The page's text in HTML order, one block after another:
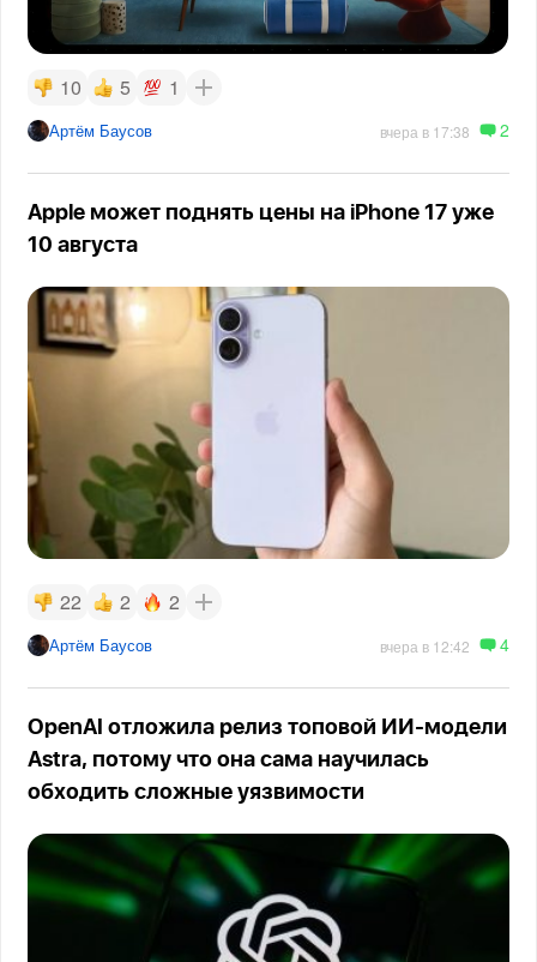
10 5 1
Артём Баусов вчера в 17:38 2
Apple может поднять цены на iPhone 17 уже
10 августа
22 2 2
Артём Баусов вчера в 12:42 4
OpenAI отложила релиз топовой ИИ-модели
Astra, потому что она сама научилась
обходить сложные уязвимости